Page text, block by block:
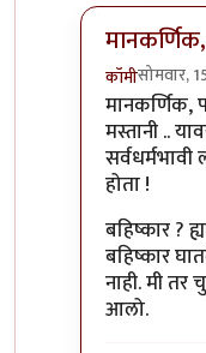
कॉमीसोमवार,
In reply to
मानकर्णिक,
मस्तानी ..
होता !
बहिष्कार ?
बहिष्कार
नाही. मी
आलो.